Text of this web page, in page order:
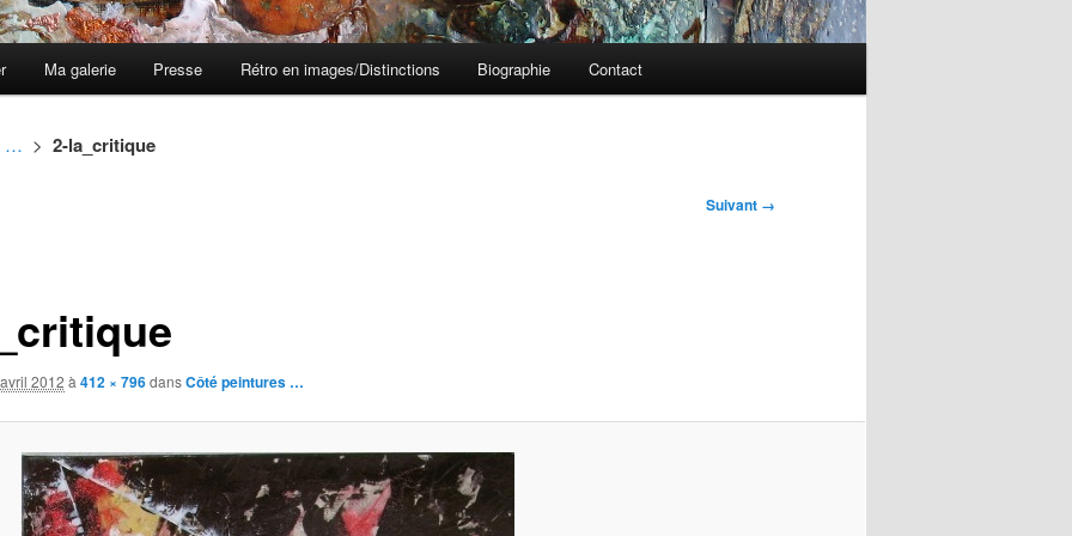
Ma galerie Presse Rétro en images/Distinctions Biographie Contact
… > 2-la_critique
Suivant →
2012 à 412 × 796dansCôté peintures …